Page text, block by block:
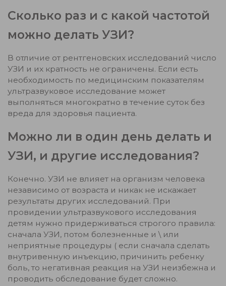
Сколько раз и с какой частотой
можно делать УЗИ?
В отличие от рентгеновских исследований число
УЗИ и их кратность не ограничены. Если есть
необходимость по медицинским показателям
ультразвуковое исследование может
выполняться многократно в течение суток без
вреда для здоровья пациента.
Можно ли в один день делать и
УЗИ, и другие исследования?
Конечно. УЗИ не влияет на организм человека
независимо от возраста и никак не искажает
результаты других исследований. При
провидении ультразвукового исследования
детям нужно придерживаться строгого правила:
сначала УЗИ, потом болезненные и \ или
неприятные процедуры ( если сначала сделать
внутривенную инъекцию, причинить ребенку
боль, то негативная реакция на УЗИ неизбежна и
проводить обследование будет сложно.